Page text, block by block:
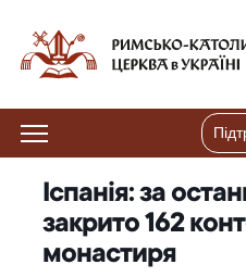
Іспанія: за
закрито 162
монастиря